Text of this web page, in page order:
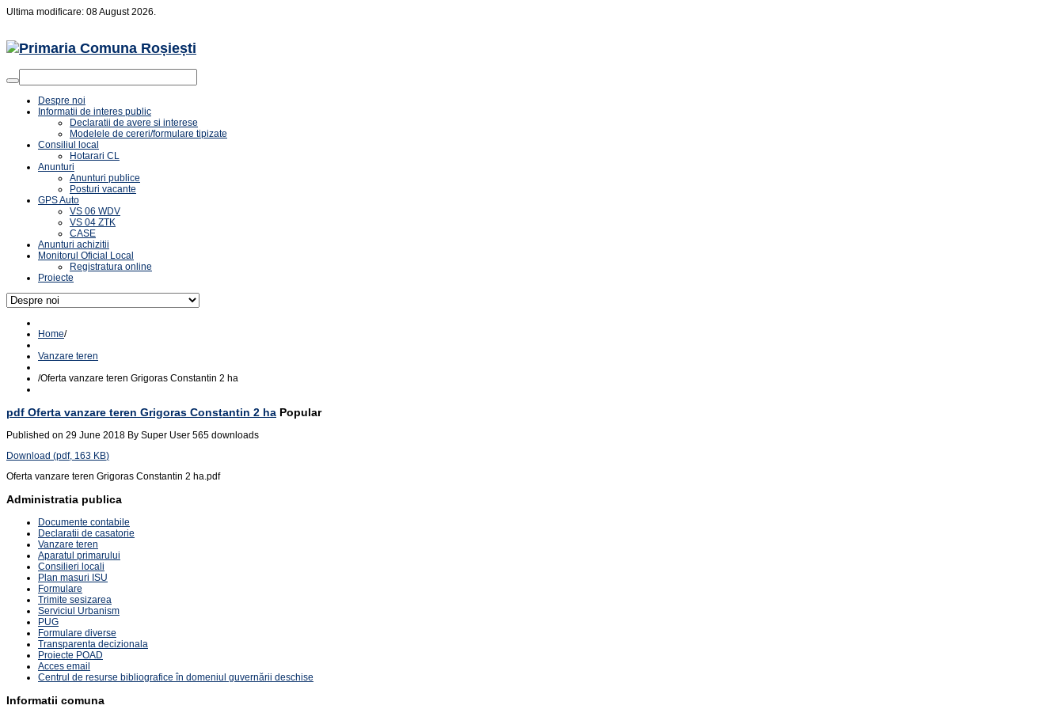
Ultima modificare: 08 August 2026.
Despre noi
Informatii de interes public
Declaratii de avere si interese
Modelele de cereri/formulare tipizate
Consiliul local
Hotarari CL
Anunturi
Anunturi publice
Posturi vacante
GPS Auto
VS 06 WDV
VS 04 ZTK
CASE
Anunturi achizitii
Monitorul Oficial Local
Registratura online
Proiecte
Home/
Vanzare teren
/Oferta vanzare teren Grigoras Constantin 2 ha
pdf Oferta vanzare teren Grigoras Constantin 2 ha Popular
Published on 29 June 2018 By Super User 565 downloads
Download (pdf, 163 KB)
Oferta vanzare teren Grigoras Constantin 2 ha.pdf
Administratia publica
Documente contabile
Declaratii de casatorie
Vanzare teren
Aparatul primarului
Consilieri locali
Plan masuri ISU
Formulare
Trimite sesizarea
Serviciul Urbanism
PUG
Formulare diverse
Transparenta decizionala
Proiecte POAD
Acces email
Centrul de resurse bibliografice în domeniul guvernării deschise
Informatii comuna